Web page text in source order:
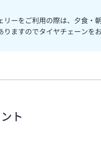
ーをご利用の際は、夕食・
ますのでタイヤチェーンを
ト